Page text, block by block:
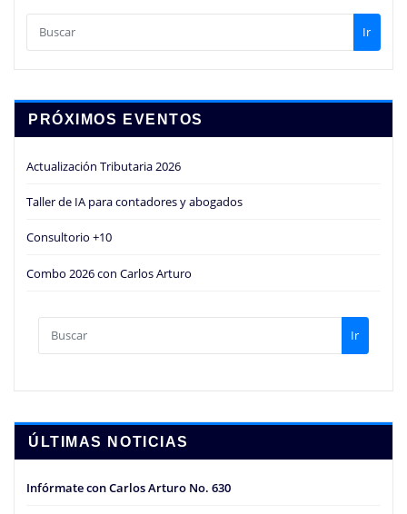
Ir
PRÓXIMOS EVENTOS
Actualización Tributaria 2026
Taller de IA para contadores y abogados
Consultorio +10
Combo 2026 con Carlos Arturo
Ir
ÚLTIMAS NOTICIAS
Infórmate con Carlos Arturo No. 630